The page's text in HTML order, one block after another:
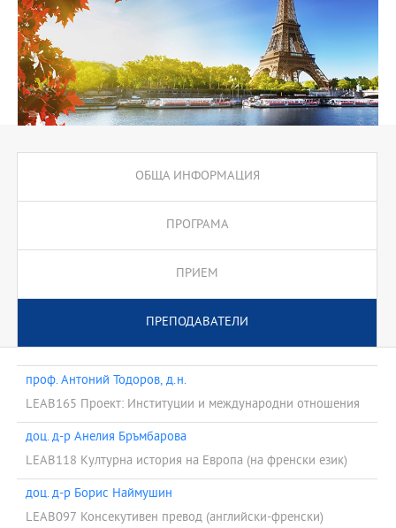
ОБЩА ИНФОРМАЦИЯ
ПРОГРАМА
ПРИЕМ
ПРЕПОДАВАТЕЛИ
проф. Антоний Тодоров, д.н.
LEAB165 Проект: Институции и международни отношения
доц. д-р Анелия Бръмбарова
LEAB118 Културна история на Европа (на френски език)
доц. д-р Борис Наймушин
LEAB097 Консекутивен превод (английски-френски)